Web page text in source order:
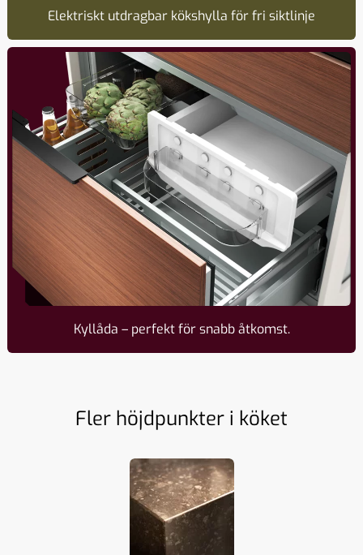
Elektriskt utdragbar kökshylla för fri siktlinje
Kyl­låda – perfekt för snabb åtkomst.
Fler höjdpunkter i köket